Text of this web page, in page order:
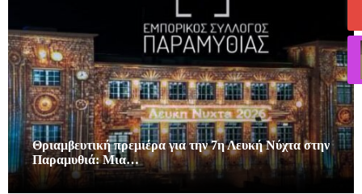
Θριαμβευτική πρεμιέρα για την 7η Λευκή Νύχτα στην
Παραμυθιά: Μια…